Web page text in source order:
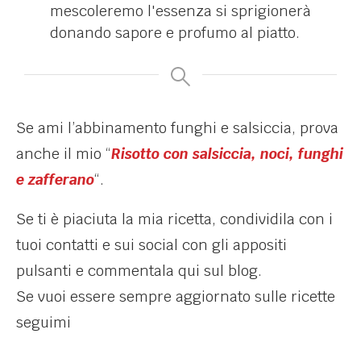
mescoleremo l'essenza si sprigionerà
donando sapore e profumo al piatto.
Se ami l’abbinamento funghi e salsiccia, prova
anche il mio “Risotto con salsiccia, noci, funghi
e zafferano“.
Se ti è piaciuta la mia ricetta, condividila con i
tuoi contatti e sui social con gli appositi
pulsanti e commentala qui sul blog.
Se vuoi essere sempre aggiornato sulle ricette
seguimi